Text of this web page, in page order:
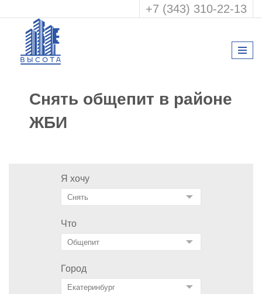
+7 (343) 310-22-13
Снять общепит в районе
ЖБИ
Я хочу
Что
Город